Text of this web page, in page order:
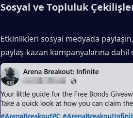
Sosyal ve Topluluk
Etkinlikleri sosyal medyada
paylaş-kazan kampanyalarına